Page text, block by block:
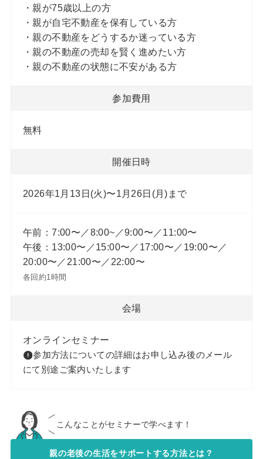
・親が75歳以上の方
・親が自宅不動産を保有している方
・親の不動産をどうするか迷っている方
・親の不動産の売却を賢く進めたい方
・親の不動産の状態に不安がある方
参加費用
無料
開催日時
2026年1月13日(火)〜1月26日(月)まで
午前：7:00〜／8:00~／9:00〜／11:00〜
午後：13:00〜／15:00〜／17:00〜／19:00〜／
20:00〜／21:00〜／22:00〜
各回約1時間
会場
オンラインセミナー
参加方法についての詳細はお申し込み後のメール
にて別途ご案内いたします
こんなことがセミナーで学べます！
親の老後の生活をサポートする方法とは？